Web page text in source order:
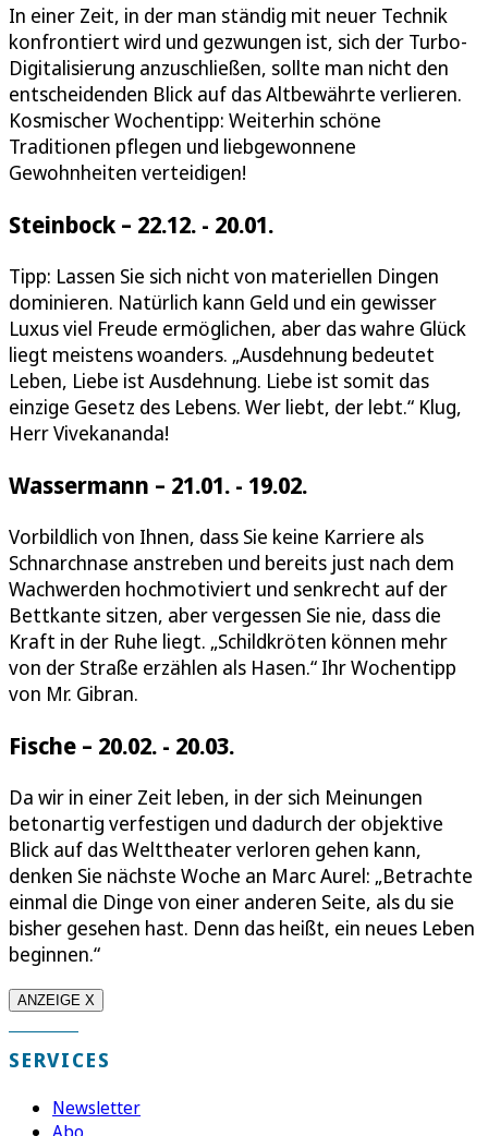
In einer Zeit, in der man ständig mit neuer Technik
konfrontiert wird und gezwungen ist, sich der Turbo-
Digitalisierung anzuschließen, sollte man nicht den
entscheidenden Blick auf das Altbewährte verlieren.
Kosmischer Wochentipp: Weiterhin schöne
Traditionen pflegen und liebgewonnene
Gewohnheiten verteidigen!
Steinbock – 22.12. - 20.01.
Tipp: Lassen Sie sich nicht von materiellen Dingen
dominieren. Natürlich kann Geld und ein gewisser
Luxus viel Freude ermöglichen, aber das wahre Glück
liegt meistens woanders. „Ausdehnung bedeutet
Leben, Liebe ist Ausdehnung. Liebe ist somit das
einzige Gesetz des Lebens. Wer liebt, der lebt.“ Klug,
Herr Vivekananda!
Wassermann – 21.01. - 19.02.
Vorbildlich von Ihnen, dass Sie keine Karriere als
Schnarchnase anstreben und bereits just nach dem
Wachwerden hochmotiviert und senkrecht auf der
Bettkante sitzen, aber vergessen Sie nie, dass die
Kraft in der Ruhe liegt. „Schildkröten können mehr
von der Straße erzählen als Hasen.“ Ihr Wochentipp
von Mr. Gibran.
Fische – 20.02. - 20.03.
Da wir in einer Zeit leben, in der sich Meinungen
betonartig verfestigen und dadurch der objektive
Blick auf das Welttheater verloren gehen kann,
denken Sie nächste Woche an Marc Aurel: „Betrachte
einmal die Dinge von einer anderen Seite, als du sie
bisher gesehen hast. Denn das heißt, ein neues Leben
beginnen.“
ANZEIGE X
SERVICES
Newsletter